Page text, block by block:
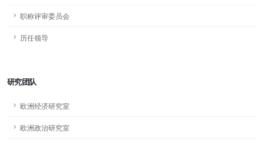
职称评审委员会
历任领导
研究团队
欧洲经济研究室
欧洲政治研究室